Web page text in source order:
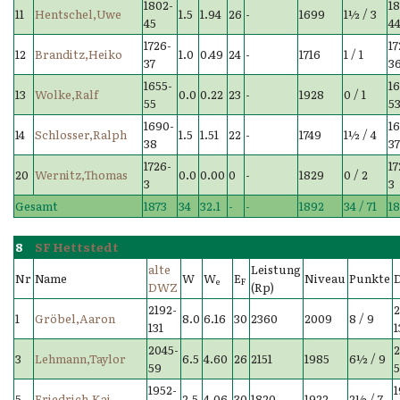
11
Hentschel,Uwe
1802-
45
1.5 1.94 26 - 1699 1½ / 3
12 Branditz,Heiko
1726-
37
1.0 0.49 24 - 1716 1 / 1
13 Wolke,Ralf
1655-
55
0.0 0.22 23 - 1928 0 / 1
14 Schlosser,Ralph
1690-
38
1.5 1.51 22 - 1749 1½ / 4
37
20 Wernitz,Thomas
1726-
3
0.0 0.00 0 - 1829 0 / 2
3
Gesamt
1873 34 32.1 - - 1892 34 / 71
8
SF Hettstedt
Nr Name
alte
DWZ
W We EF
Leistung
(Rp)
Niveau Punkte
1 Gröbel,Aaron
2192-
131
8.0 6.16 30 2360 2009 8 / 9
3
Lehmann,Taylor
2045-
59
6.5 4.60 26 2151 1985 6½ / 9
1952-